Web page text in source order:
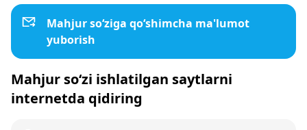
Mahjur so‘ziga qo‘shimcha ma'lumot
yuborish
Mahjur so‘zi ishlatilgan saytlarni
internetda qidiring